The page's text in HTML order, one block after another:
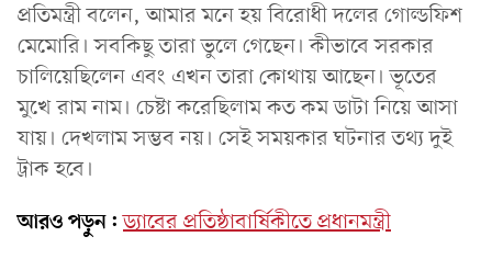
প্রতিমন্ত্রী বলেন, আমার মনে হয় বিরোধী দলের গোল্ডফিশ
মেমোরি। সবকিছু তারা ভুলে গেছেন। কীভাবে সরকার
চালিয়েছিলেন এবং এখন তারা কোথায় আছেন। ভূতের
মুখে রাম নাম। চেষ্টা করেছিলাম কত কম ডাটা নিয়ে আসা
যায়। দেখলাম সম্ভব নয়। সেই সময়কার ঘটনার তথ্য দুই
ট্রাক হবে।
আরও পড়ুন: ড্যাবের প্রতিষ্ঠাবার্ষিকীতে প্রধানমন্ত্রী